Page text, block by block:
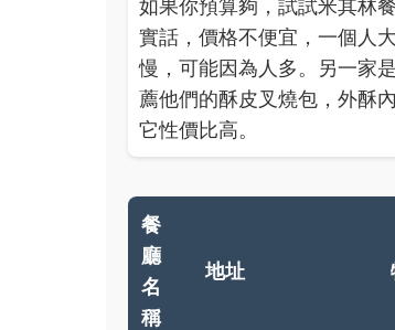
如果你預算夠，試試米其林
實話，價格不便宜，一個人
慢，可能因為人多。另一家
薦他們的酥皮叉燒包，外酥
它性價比高。
餐
廳
名
稱
地址